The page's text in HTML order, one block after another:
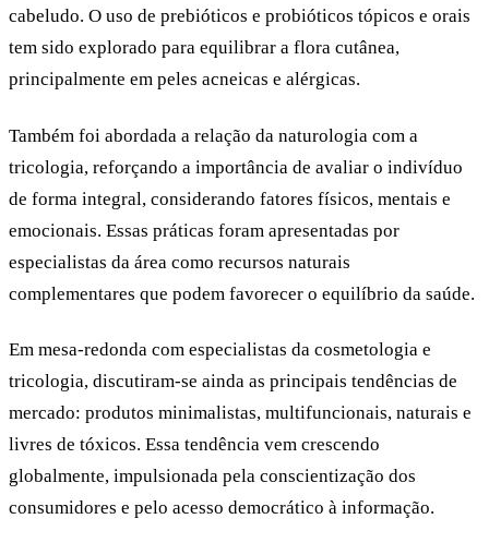
cabeludo. O uso de prebióticos e probióticos tópicos e orais
tem sido explorado para equilibrar a flora cutânea,
principalmente em peles acneicas e alérgicas.
Também foi abordada a relação da naturologia com a
tricologia, reforçando a importância de avaliar o indivíduo
de forma integral, considerando fatores físicos, mentais e
emocionais. Essas práticas foram apresentadas por
especialistas da área como recursos naturais
complementares que podem favorecer o equilíbrio da saúde.
Em mesa-redonda com especialistas da cosmetologia e
tricologia, discutiram-se ainda as principais tendências de
mercado: produtos minimalistas, multifuncionais, naturais e
livres de tóxicos. Essa tendência vem crescendo
globalmente, impulsionada pela conscientização dos
consumidores e pelo acesso democrático à informação.